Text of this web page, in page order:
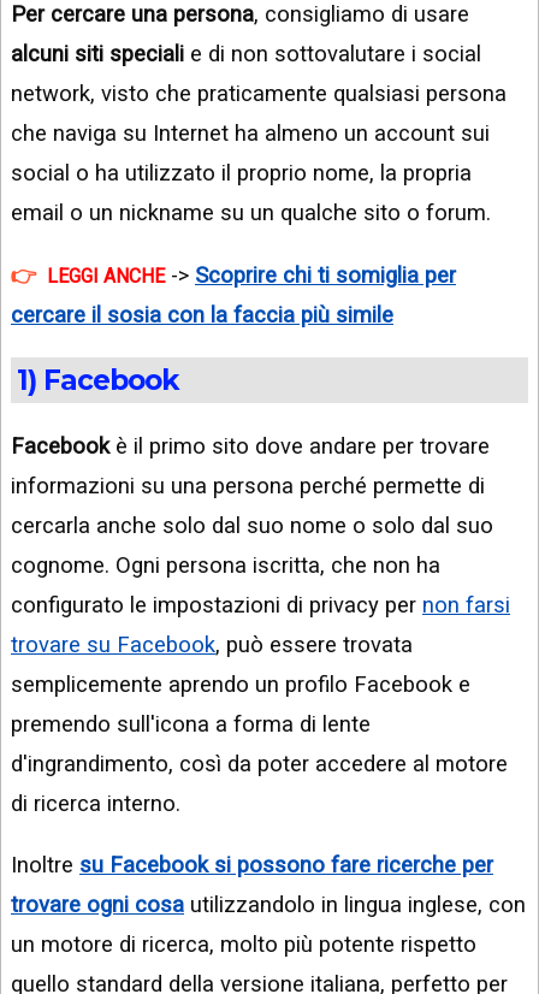
Per cercare una persona, consigliamo di usare
alcuni siti speciali e di non sottovalutare i social
network, visto che praticamente qualsiasi persona
che naviga su Internet ha almeno un account sui
social o ha utilizzato il proprio nome, la propria
email o un nickname su un qualche sito o forum.
LEGGI ANCHE-> Scoprire chi ti somiglia per
cercare il sosia con la faccia più simile
1) Facebook
Facebookè il primo sito dove andare per trovare
informazioni su una persona perché permette di
cercarla anche solo dal suo nome o solo dal suo
cognome. Ogni persona iscritta, che non ha
configurato le impostazioni di privacy per non farsi
trovare su Facebook, può essere trovata
semplicemente aprendo un profilo Facebook e
premendo sull'icona a forma di lente
d'ingrandimento, così da poter accedere al motore
di ricerca interno.
Inoltre su Facebook si possono fare ricerche per
trovare ogni cosa utilizzandolo in lingua inglese, con
un motore di ricerca, molto più potente rispetto
quello standard della versione italiana, perfetto per